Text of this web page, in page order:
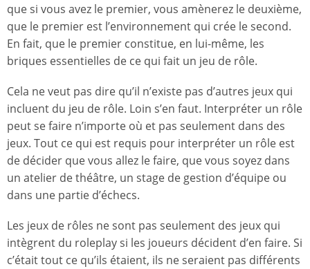
que si vous avez le premier, vous amènerez le deuxième,
que le premier est l’environnement qui crée le second.
En fait, que le premier constitue, en lui-même, les
briques essentielles de ce qui fait un jeu de rôle.
Cela ne veut pas dire qu’il n’existe pas d’autres jeux qui
incluent du jeu de rôle. Loin s’en faut. Interpréter un rôle
peut se faire n’importe où et pas seulement dans des
jeux. Tout ce qui est requis pour interpréter un rôle est
de décider que vous allez le faire, que vous soyez dans
un atelier de théâtre, un stage de gestion d’équipe ou
dans une partie d’échecs.
Les jeux de rôles ne sont pas seulement des jeux qui
intègrent du roleplay si les joueurs décident d’en faire. Si
c’était tout ce qu’ils étaient, ils ne seraient pas différents